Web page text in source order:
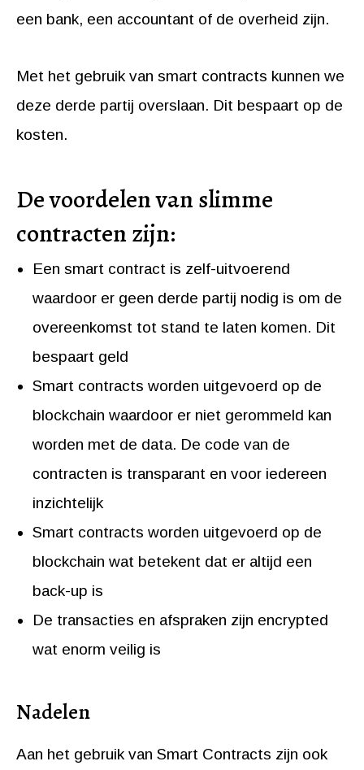
een bank, een accountant of de overheid zijn.
Met het gebruik van smart contracts kunnen we
deze derde partij overslaan. Dit bespaart op de
kosten.
De voordelen van slimme
contracten zijn:
Een smart contract is zelf-uitvoerend
waardoor er geen derde partij nodig is om de
overeenkomst tot stand te laten komen. Dit
bespaart geld
Smart contracts worden uitgevoerd op de
blockchain waardoor er niet gerommeld kan
worden met de data. De code van de
contracten is transparant en voor iedereen
inzichtelijk
Smart contracts worden uitgevoerd op de
blockchain wat betekent dat er altijd een
back-up is
De transacties en afspraken zijn encrypted
wat enorm veilig is
Nadelen
Aan het gebruik van Smart Contracts zijn ook